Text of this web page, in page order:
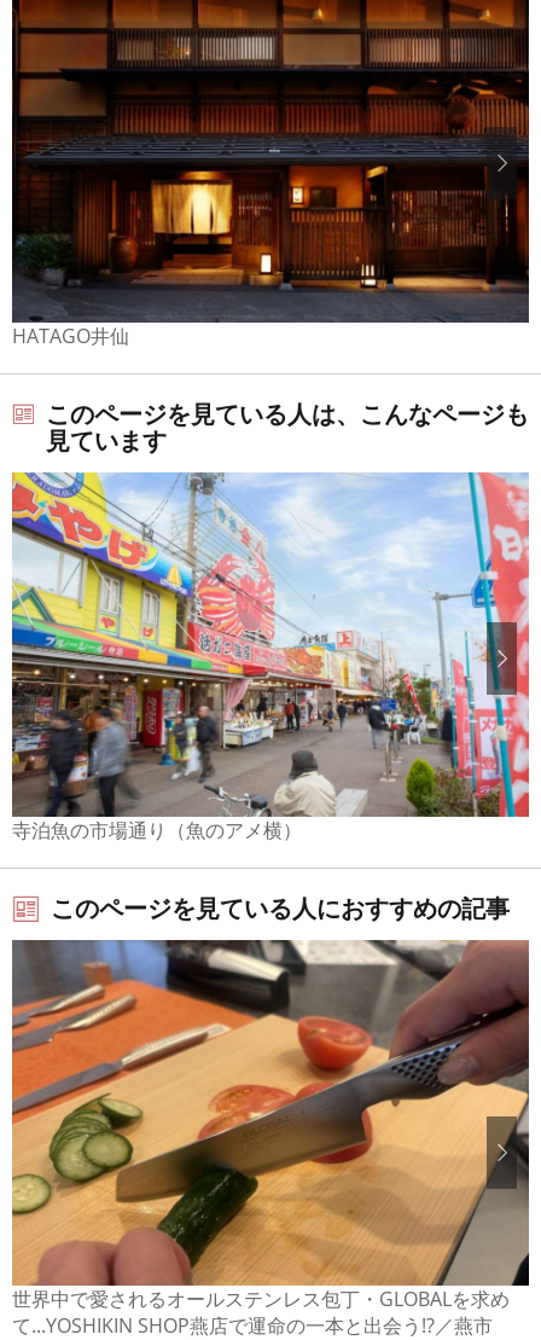
HATAGO井仙
このページを見ている人は、こんなページも
見ています
寺泊魚の市場通り（魚のアメ横）
このページを見ている人におすすめの記事
世界中で愛されるオールステンレス包丁・GLOBALを求め
て...YOSHIKIN SHOP燕店で運命の一本と出会う!?／燕市